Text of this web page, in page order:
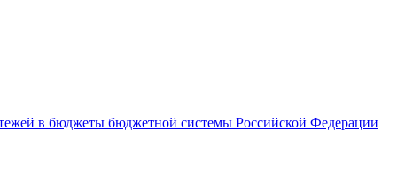
в бюджеты бюджетной системы Российской Федерации